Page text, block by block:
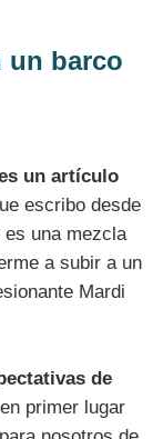
un barco
un artículo
escribo desde
es una mezcla
a subir a un
Mardi
de
primer lugar